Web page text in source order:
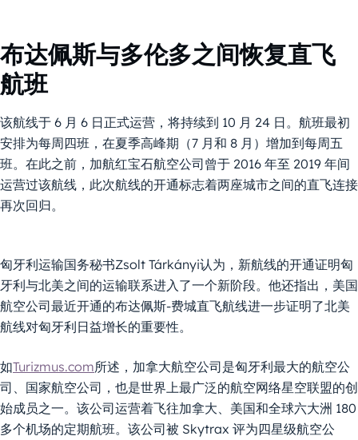
布达佩斯与多伦多之间恢复直飞
航班
该航线于 6 月 6 日正式运营，将持续到 10 月 24 日。航班最初
安排为每周四班，在夏季高峰期（7 月和 8 月）增加到每周五
班。在此之前，加航红宝石航空公司曾于 2016 年至 2019 年间
运营过该航线，此次航线的开通标志着两座城市之间的直飞连接
再次回归。
匈牙利运输国务秘书Zsolt Tárkányi认为，新航线的开通证明匈
牙利与北美之间的运输联系进入了一个新阶段。他还指出，美国
航空公司最近开通的布达佩斯-费城直飞航线进一步证明了北美
航线对匈牙利日益增长的重要性。
如Turizmus.com所述，加拿大航空公司是匈牙利最大的航空公
司、国家航空公司，也是世界上最广泛的航空网络星空联盟的创
始成员之一。该公司运营着飞往加拿大、美国和全球六大洲 180
多个机场的定期航班。该公司被 Skytrax 评为四星级航空公